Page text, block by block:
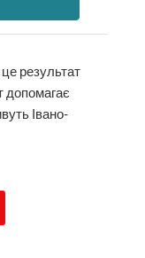
результат
допомагає
Івано-